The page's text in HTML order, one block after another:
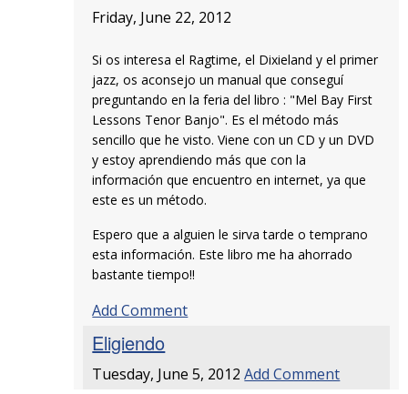
Friday, June 22, 2012
Si os interesa el Ragtime, el Dixieland y el primer
jazz, os aconsejo un manual que conseguí
preguntando en la feria del libro : "Mel Bay First
Lessons Tenor Banjo". Es el método más
sencillo que he visto. Viene con un CD y un DVD
y estoy aprendiendo más que con la
información que encuentro en internet, ya que
este es un método.
Espero que a alguien le sirva tarde o temprano
esta información. Este libro me ha ahorrado
bastante tiempo!!
Add Comment
Eligiendo
Tuesday, June 5, 2012Add Comment